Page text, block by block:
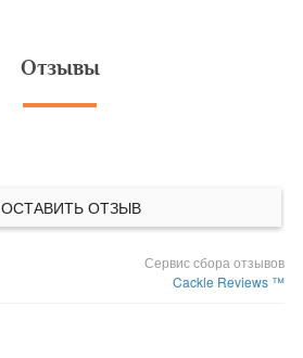
Отзывы
ОСТАВИТЬ ОТЗЫВ
Сервис сбора отзывов
Cackle Reviews ™